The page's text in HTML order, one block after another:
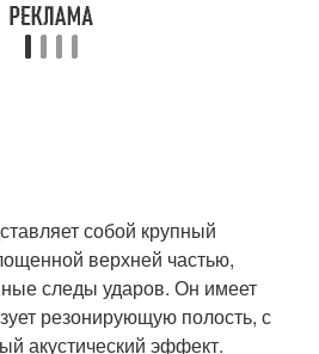
собой крупный
верхней частью,
следы ударов. Он имеет
резонирующую полость, с
акустический эффект.